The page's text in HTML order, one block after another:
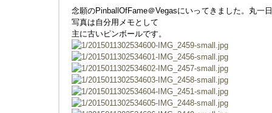
念願のPinballOfFame＠Vegasにいってきました。丸一
写真は自分用メモとして
主に古いピンボールです。